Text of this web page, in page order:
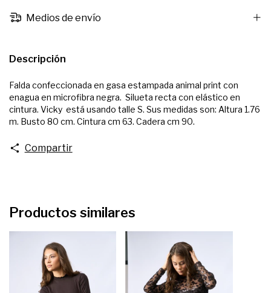
Medios de envío
Descripción
Falda confeccionada en gasa estampada animal print con
enagua en microfibra negra. Silueta recta con elástico en
cintura. Vicky está usando talle S. Sus medidas son: Altura 1.76
m. Busto 80 cm. Cintura cm 63. Cadera cm 90.
Compartir
Productos similares